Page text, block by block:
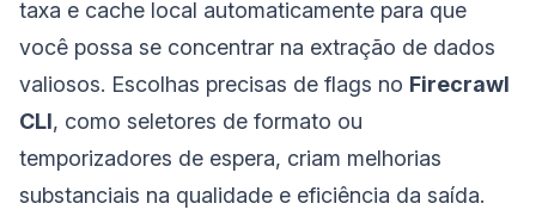
taxa e cache local automaticamente para que
você possa se concentrar na extração de dados
valiosos. Escolhas precisas de flags no Firecrawl
CLI, como seletores de formato ou
temporizadores de espera, criam melhorias
substanciais na qualidade e eficiência da saída.